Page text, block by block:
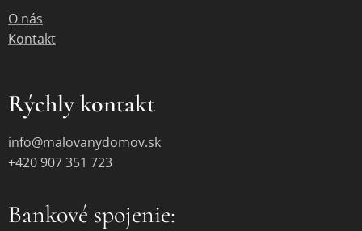
O nás
Kontakt
Rýchly kontakt
info@malovanydomov.sk
+420 907 351 723
Bankové spojenie: